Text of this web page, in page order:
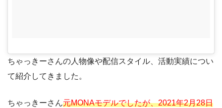
ちゃっきーさんの人物像や配信スタイル、活動実績につい
て紹介してきました。
ちゃっきーさん元MONAモデルでしたが、2021年2月28日